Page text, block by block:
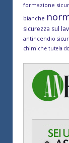
formazione
bianche
sicurezza sul
antincendio
chimiche tutela